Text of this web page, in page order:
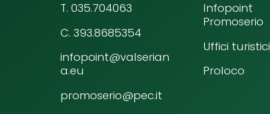
T. 035.704063
C. 393.8685354
infopoint@valserian
a.eu
promoserio@pec.it
Infopoint
Promoserio
Uffici turistici
Proloco